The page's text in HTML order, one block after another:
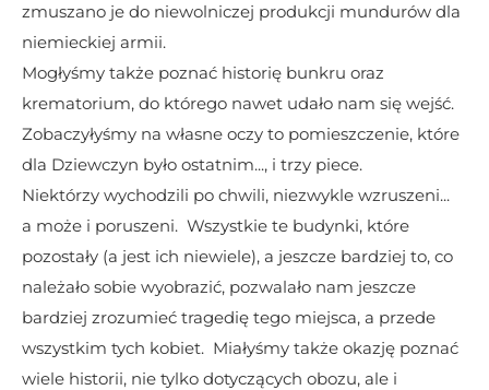
zmuszano je do niewolniczej produkcji mundurów dla
niemieckiej armii.
Mogłyśmy także poznać historię bunkru oraz
krematorium, do którego nawet udało nam się wejść.
Zobaczyłyśmy na własne oczy to pomieszczenie, które
dla Dziewczyn było ostatnim..., i trzy piece.
Niektórzy wychodzili po chwili, niezwykle wzruszeni...
a może i poruszeni.  Wszystkie te budynki, które
pozostały (a jest ich niewiele), a jeszcze bardziej to, co
należało sobie wyobrazić, pozwalało nam jeszcze
bardziej zrozumieć tragedię tego miejsca, a przede
wszystkim tych kobiet.  Miałyśmy także okazję poznać
wiele historii, nie tylko dotyczących obozu, ale i